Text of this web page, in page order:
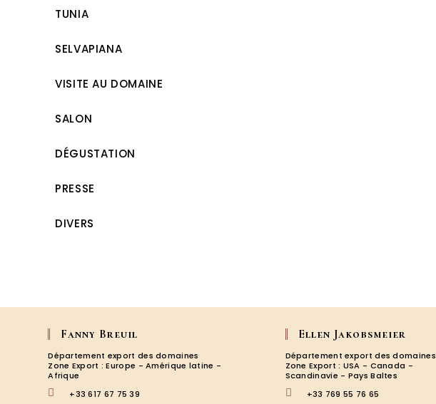
TUNIA
SELVAPIANA
VISITE AU DOMAINE
SALON
DÉGUSTATION
PRESSE
DIVERS
Fanny Breuil
Département export des domaines
Zone Export : Europe - Amérique latine -
Afrique
+33 617 67 75 39
Ellen Jakobsmeier
Département export des domaines
Zone Export : USA - Canada -
Scandinavie - Pays Baltes
+33 769 55 76 65